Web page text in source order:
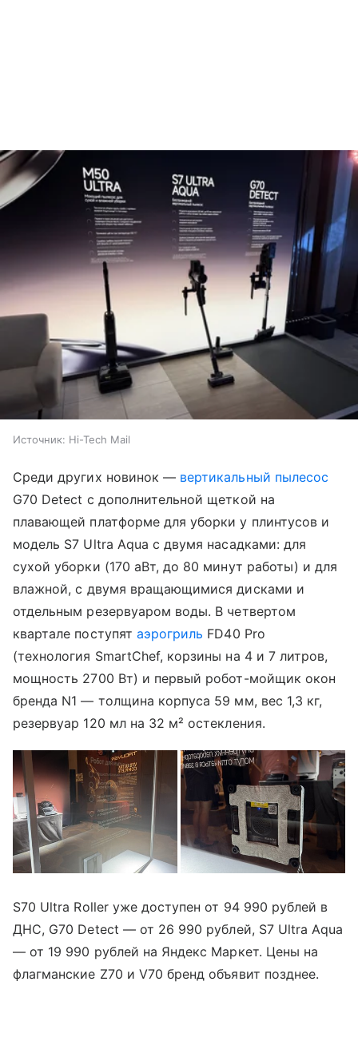
Источник: Hi-Tech Mail
Среди других новинок — вертикальный пылесос
G70 Detect с дополнительной щеткой на
плавающей платформе для уборки у плинтусов и
модель S7 Ultra Aqua с двумя насадками: для
сухой уборки (170 аВт, до 80 минут работы) и для
влажной, с двумя вращающимися дисками и
отдельным резервуаром воды. В четвертом
квартале поступят аэрогриль FD40 Pro
(технология SmartChef, корзины на 4 и 7 литров,
мощность 2700 Вт) и первый робот-мойщик окон
бренда N1 — толщина корпуса 59 мм, вес 1,3 кг,
резервуар 120 мл на 32 м² остекления.
S70 Ultra Roller уже доступен от 94 990 рублей в
ДНС, G70 Detect — от 26 990 рублей, S7 Ultra Aqua
— от 19 990 рублей на Яндекс Маркет. Цены на
флагманские Z70 и V70 бренд объявит позднее.